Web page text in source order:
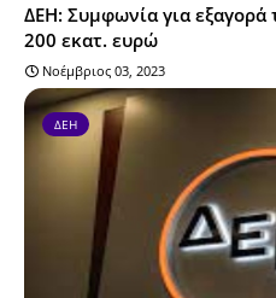
ΔΕΗ: Συμφωνία για εξαγορά
200 εκατ. ευρώ
Νοέμβριος 03, 2023
ΔΕΗ